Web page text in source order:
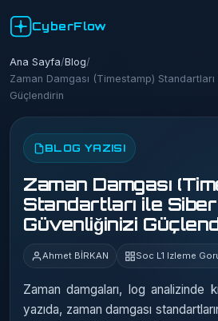
CyberFlow
Ana Sayfa/Blog/
Zaman Damgası (Timestamp)
Güçlendirin
BLOG YAZISI
Zaman Damgası
Standartları ile Siber
Güvenliğinizi
Ahmet BİRKAN Soc L1 Izleme
Zaman damgaları, log analizinde
yazıda, zaman damgası